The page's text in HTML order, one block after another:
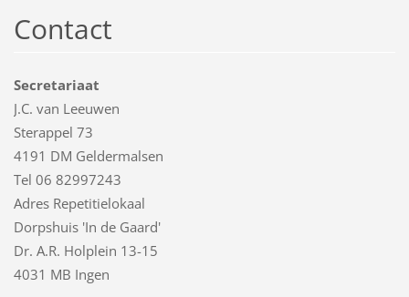
Contact
Secretariaat
J.C. van Leeuwen
Sterappel 73
4191 DM Geldermalsen
Tel 06 82997243
Adres Repetitielokaal
Dorpshuis 'In de Gaard'
Dr. A.R. Holplein 13-15
4031 MB Ingen